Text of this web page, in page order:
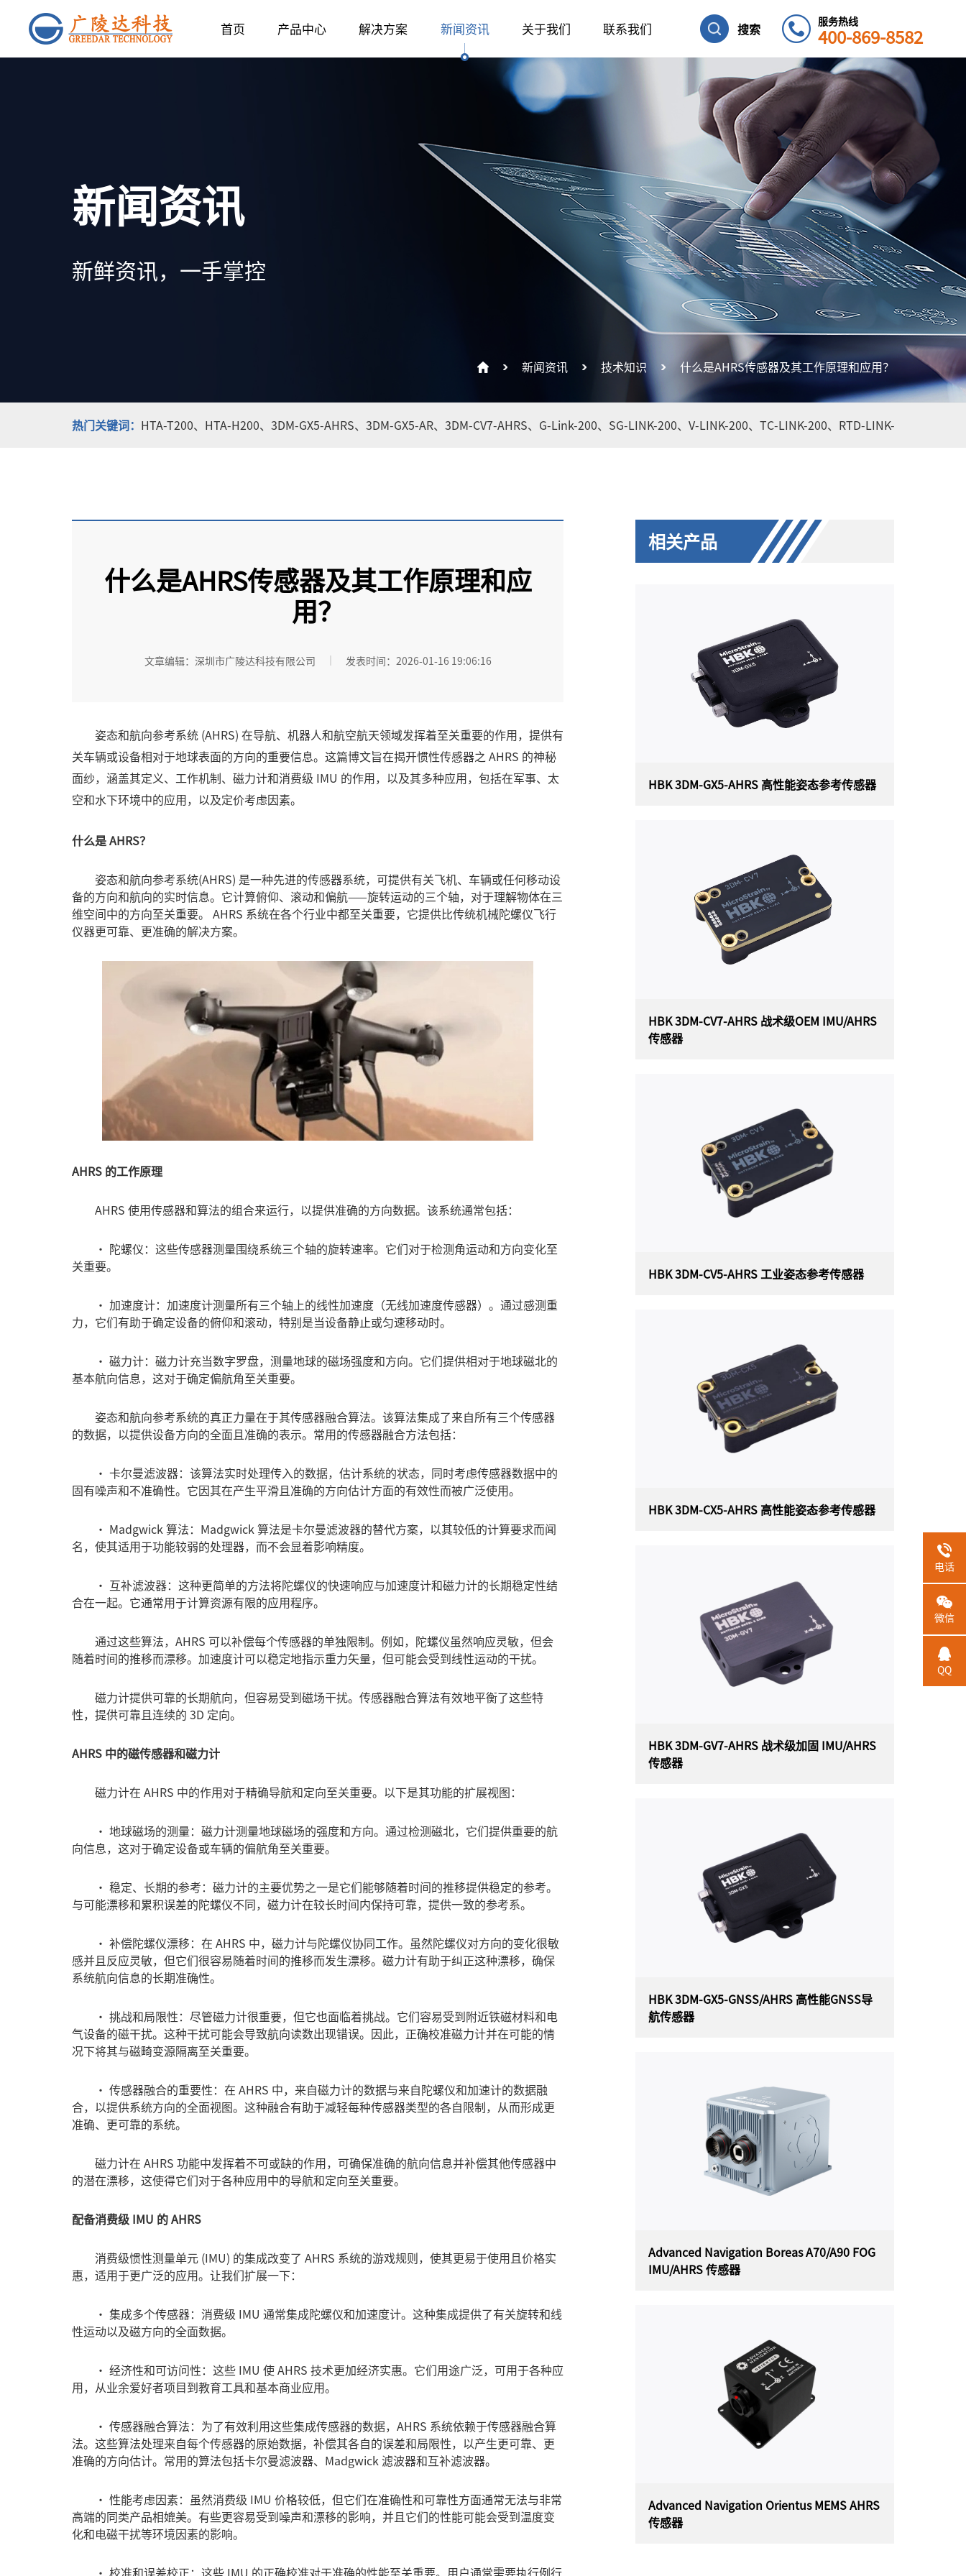
首页 产品中心 解决方案 新闻资讯 关于我们 联系我们 搜索 服务热线
400-869-8582
新闻资讯
新鲜资讯，一手掌控
新闻资讯 技术知识 什么是AHRS传感器及其工作原理和应用？
热门关键词： HTA-T200、 HTA-H200、 3DM-GX5-AHRS、 3DM-GX5-AR、 3DM-CV7-AHRS、 G-Link-200、 SG-LINK-200、 V-LINK-200、 TC-LINK-200、 RTD-LINK-200、
什么是AHRS传感器及其工作原理和应
用？
文章编辑：深圳市广陵达科技有限公司 发表时间：2026-01-16 19:06:16
姿态和航向参考系统 (AHRS) 在导航、机器人和航空航天领域发挥着至关重要的作用，提供有
关车辆或设备相对于地球表面的方向的重要信息。这篇博文旨在揭开惯性传感器之AHRS 的神秘
面纱，涵盖其定义、工作机制、磁力计和消费级 IMU 的作用，以及其多种应用，包括在军事、太
空和水下环境中的应用，以及定价考虑因素。
什么是 AHRS？
姿态和航向参考系统(AHRS) 是一种先进的传感器系统，可提供有关飞机、车辆或任何移动设
备的方向和航向的实时信息。它计算俯仰、滚动和偏航——旋转运动的三个轴，对于理解物体在三
维空间中的方向至关重要。 AHRS 系统在各个行业中都至关重要，它提供比传统机械陀螺仪飞行
仪器更可靠、更准确的解决方案。
AHRS 的工作原理
AHRS 使用传感器和算法的组合来运行，以提供准确的方向数据。该系统通常包括：
• 陀螺仪：这些传感器测量围绕系统三个轴的旋转速率。它们对于检测角运动和方向变化至
关重要。
• 加速度计：加速度计测量所有三个轴上的线性加速度（无线加速度传感器）。通过感测重
力，它们有助于确定设备的俯仰和滚动，特别是当设备静止或匀速移动时。
• 磁力计：磁力计充当数字罗盘，测量地球的磁场强度和方向。它们提供相对于地球磁北的
基本航向信息，这对于确定偏航角至关重要。
姿态和航向参考系统的真正力量在于其传感器融合算法。该算法集成了来自所有三个传感器
的数据，以提供设备方向的全面且准确的表示。常用的传感器融合方法包括：
• 卡尔曼滤波器：该算法实时处理传入的数据，估计系统的状态，同时考虑传感器数据中的
固有噪声和不准确性。它因其在产生平滑且准确的方向估计方面的有效性而被广泛使用。
• Madgwick 算法：Madgwick 算法是卡尔曼滤波器的替代方案，以其较低的计算要求而闻
名，使其适用于功能较弱的处理器，而不会显着影响精度。
• 互补滤波器：这种更简单的方法将陀螺仪的快速响应与加速度计和磁力计的长期稳定性结
合在一起。它通常用于计算资源有限的应用程序。
通过这些算法，AHRS 可以补偿每个传感器的单独限制。例如，陀螺仪虽然响应灵敏，但会
随着时间的推移而漂移。加速度计可以稳定地指示重力矢量，但可能会受到线性运动的干扰。
磁力计提供可靠的长期航向，但容易受到磁场干扰。传感器融合算法有效地平衡了这些特
性，提供可靠且连续的 3D 定向。
AHRS 中的磁传感器和磁力计
磁力计在 AHRS 中的作用对于精确导航和定向至关重要。以下是其功能的扩展视图：
• 地球磁场的测量：磁力计测量地球磁场的强度和方向。通过检测磁北，它们提供重要的航
向信息，这对于确定设备或车辆的偏航角至关重要。
• 稳定、长期的参考：磁力计的主要优势之一是它们能够随着时间的推移提供稳定的参考。
与可能漂移和累积误差的陀螺仪不同，磁力计在较长时间内保持可靠，提供一致的参考系。
• 补偿陀螺仪漂移：在 AHRS 中，磁力计与陀螺仪协同工作。虽然陀螺仪对方向的变化很敏
感并且反应灵敏，但它们很容易随着时间的推移而发生漂移。磁力计有助于纠正这种漂移，确保
系统航向信息的长期准确性。
• 挑战和局限性：尽管磁力计很重要，但它也面临着挑战。它们容易受到附近铁磁材料和电
气设备的磁干扰。这种干扰可能会导致航向读数出现错误。因此，正确校准磁力计并在可能的情
况下将其与磁畸变源隔离至关重要。
• 传感器融合的重要性：在 AHRS 中，来自磁力计的数据与来自陀螺仪和加速计的数据融
合，以提供系统方向的全面视图。这种融合有助于减轻每种传感器类型的各自限制，从而形成更
准确、更可靠的系统。
磁力计在 AHRS 功能中发挥着不可或缺的作用，可确保准确的航向信息并补偿其他传感器中
的潜在漂移，这使得它们对于各种应用中的导航和定向至关重要。
配备消费级 IMU 的 AHRS
消费级惯性测量单元 (IMU) 的集成改变了 AHRS 系统的游戏规则，使其更易于使用且价格实
惠，适用于更广泛的应用。让我们扩展一下：
• 集成多个传感器：消费级 IMU 通常集成陀螺仪和加速度计。这种集成提供了有关旋转和线
性运动以及磁方向的全面数据。
• 经济性和可访问性：这些 IMU 使 AHRS 技术更加经济实惠。它们用途广泛，可用于各种应
用，从业余爱好者项目到教育工具和基本商业应用。
• 传感器融合算法：为了有效利用这些集成传感器的数据，AHRS 系统依赖于传感器融合算
法。这些算法处理来自每个传感器的原始数据，补偿其各自的误差和局限性，以产生更可靠、更
准确的方向估计。常用的算法包括卡尔曼滤波器、Madgwick 滤波器和互补滤波器。
• 性能考虑因素：虽然消费级 IMU 价格较低，但它们在准确性和可靠性方面通常无法与非常
高端的同类产品相媲美。有些更容易受到噪声和漂移的影响，并且它们的性能可能会受到温度变
化和电磁干扰等环境因素的影响。
• 校准和误差校正：这些 IMU 的正确校准对于准确的性能至关重要。用户通常需要执行例行
相关产品
HBK 3DM-GX5-AHRS 高性能姿态参考传感器
美国HBK（原Lord）MicroStrain 3DM-GX5-
AHRS (3DM-GX5-25) 高性能姿态参考传感器，
是目前最小、最轻的精密工业 AHRS。3DM-GX5-
AHRS具有完全校准和温度补偿的三轴加速度
计、陀螺仪和磁力计，可在所有动态条件下实现
测量质量的最佳组合。双板载处理器运行独特的
自适应扩展卡尔曼滤波器 (EKF)，可实现出色的
HBK 3DM-CV7-AHRS 战术级OEM IMU/AHRS
传感器
美国HBK（原Lord）MicroStrain 3DM-CV7-
AHRS战术级OEM IMU/AHRS传感器， 是一款惯
性测量单元 (IMU)和姿态航向参考系统(AHRS) ，
是迄今为止最小、最轻的OEM封装并提供战术级
性能。每个3DM-CV7-AHRS传感器均经过单独校
准，可在各种操作条件下实现最佳性能。
HBK 3DM-CV5-AHRS 工业姿态参考传感器
美国 HBK（原Lord）MicroStrain 3DM-CV5-
AHRS （3DM-CV5-25）工业姿态参考传感器
（OEM 封装）是具有自适应卡尔曼滤波器的最
小、最轻的工业 AHRS。它具有完全校准和温度
补偿的三轴加速度计、陀螺仪和磁力计，可在所
有动态条件下实现测量质量的最佳组合。此外，
双板载处理器运行独特的自适应扩展卡尔曼滤波
器 (EKF)，可实现出色的动态姿态估计，使其成
为各种应用的理想选择，包括平台稳定、自动驾
HBK 3DM-CX5-AHRS 高性能姿态参考传感器
美国 HBK（原Lord）MicroStrain 3DM- CX5-
AHRS 高性能姿态参考传感器（OEM 封装）是最
小、最轻的工业 AHRS，配有自适应卡尔曼滤波
器。3DM- CX5-AHRS 具有完全校准和温度补偿
的三轴加速度计、陀螺仪和磁力计，可在所有动
态条件下实现测量质量的最佳组合。双板载处理
器运行独特的自适应扩展卡尔曼滤波器 (EKF)，
HBK 3DM-GV7-AHRS 战术级加固 IMU/AHRS
传感器
美国 HBK（原Lord）MICROSTRAIN 3DM-GV7-
AHRS 战术级加固型惯性测量单元和姿态航向参
考系统传感器（IMU/AHRS），单独校准以获得
最佳性能。3DM-GV7-AHRS 具有先进的扩展卡尔
曼滤波器、尖端的定向算法、先进的时间管理和
事件触发系统。
HBK 3DM-GX5-GNSS/AHRS 高性能GNSS导
航传感器
美国 HBK（原 Lord）MICROSTRAIN 3DM-GX5-
GNSS/AHRS 高性能 GNSS 导航传感器（通用封
装）一体化导航解决方案采用高性能集成多星座
GNSS 接收器，利用 GPS、GLONASS、北斗和伽
利略卫星星座。传感器测量经过完全校准、温度
补偿，并在数学上与正交坐标系对齐，以实现高
Advanced Navigation Boreas A70/A90 FOG
IMU/AHRS 传感器
澳大利亚 Advanced Navigation Boreas
A70/A90 FOG IMU/AHRS 采用世界首创的数
字 FOG (DFOG) 技术，是一款超高性
能 IMU/AHRS 传感器，具有自动陀螺罗经功能和
显着降低的 SWaP-C（尺寸、重量、功耗和成
Advanced Navigation Orientus MEMS AHRS
传感器
电话
微信
QQ